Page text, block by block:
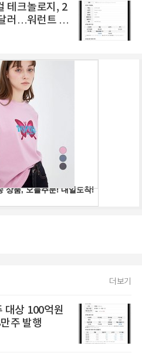
테크놀로지, 2
러…워런트 행
더보기
대상 100억원
주 발행